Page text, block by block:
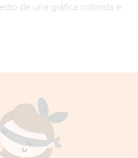
de una gráfica colorida e